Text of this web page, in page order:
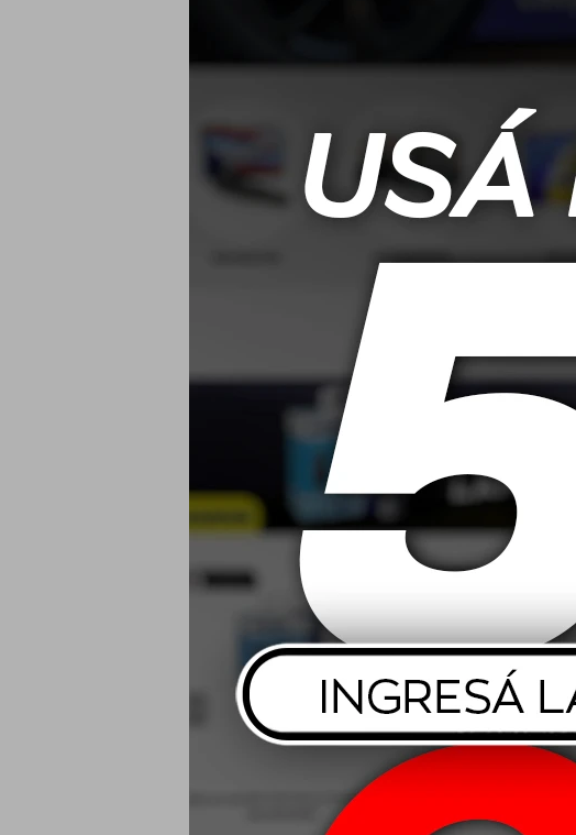
0W20 Mobil Super D1 1L
Brake Fluid 200cc